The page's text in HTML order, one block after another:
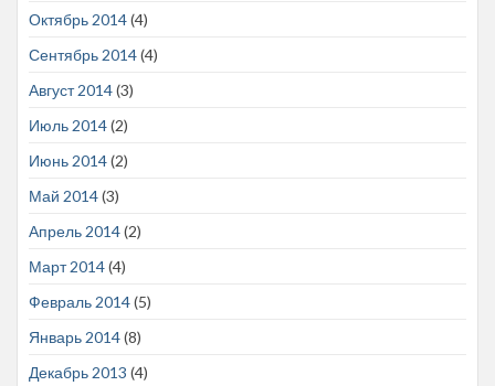
Октябрь 2014(4)
Сентябрь 2014(4)
Август 2014(3)
Июль 2014(2)
Июнь 2014(2)
Май 2014(3)
Апрель 2014(2)
Март 2014(4)
Февраль 2014(5)
Январь 2014(8)
Декабрь 2013 (4)